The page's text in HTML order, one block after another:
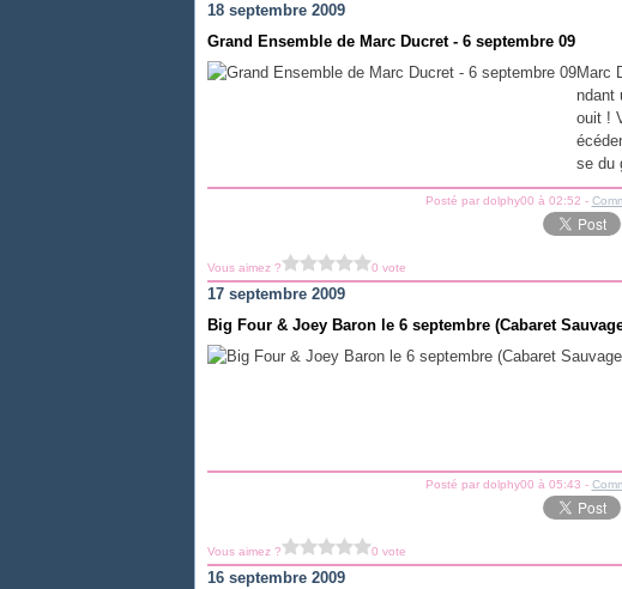
18 septembre 2009
Grand Ensemble de Marc Ducret - 6 septembre 09
Marc
ndant
ouit !
se du
Posté par dolphy00 à 02:52 -
Vous aimez ? 0 vote
17 septembre 2009
Big Four & Joey Baron le 6 septembre (Cabaret
Posté par dolphy00 à 05:43 -
Vous aimez ? 0 vote
16 septembre 2009